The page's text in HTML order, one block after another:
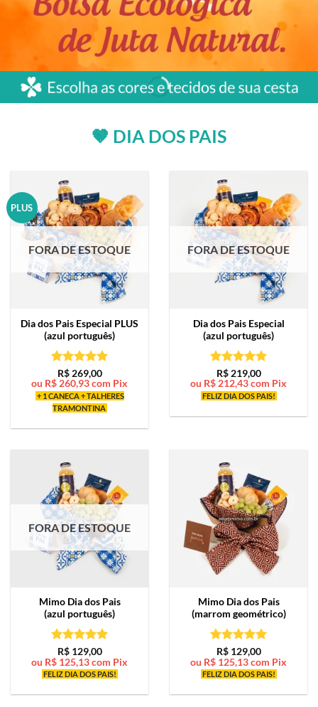
🤎 DIA DOS PAIS
PLUS
FORA DE ESTOQUE
Dia dos Pais Especial PLUS
(azul português)
Avaliação5
de 5
R$269,00
ou R$260,93com Pix
+ 1 CANECA + TALHERES
TRAMONTINA
FORA DE ESTOQUE
Dia dos Pais Especial
(azul português)
Avaliação5
de 5
R$219,00
ou R$212,43com Pix
FELIZ DIA DOS PAIS!
FORA DE ESTOQUE
Mimo Dia dos Pais
(azul português)
Avaliação5
de 5
R$129,00
ou R$ 125,13com Pix
FELIZ DIA DOS PAIS!
Mimo Dia dos Pais
(marrom geométrico)
Avaliação5
de 5
R$129,00
ou R$ 125,13com Pix
FELIZ DIA DOS PAIS!